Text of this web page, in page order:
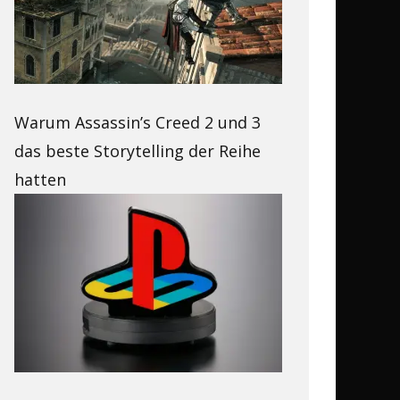
Warum Assassin’s Creed 2 und 3
das beste Storytelling der Reihe
hatten